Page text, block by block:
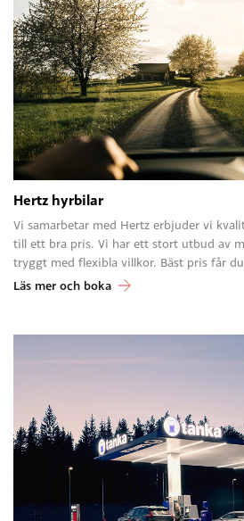
Hertz hyrbilar
Vi samarbetar med Hertz erbjuder vi
till ett bra pris. Vi har ett stort utbud av
tryggt med flexibla villkor. Bäst pris får
Läs mer och boka